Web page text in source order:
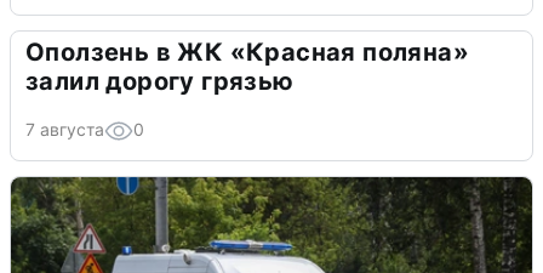
Оползень в ЖК «Красная поляна»
залил дорогу грязью
7 августа 0